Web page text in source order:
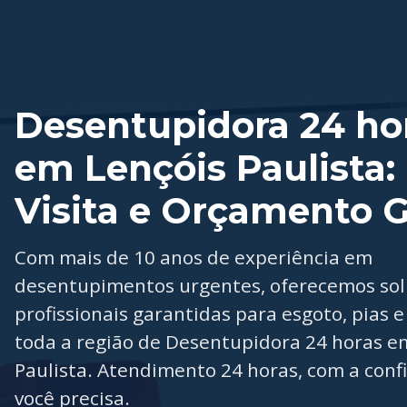
Desentupidora 24
em Lençóis Paulista:
Visita e Orçamento
Com mais de 10 anos de experiência em
desentupimentos urgentes, oferecemos
profissionais garantidas para esgoto, pias
toda a região de Desentupidora 24 horas
Paulista. Atendimento 24 horas, com a
você precisa.